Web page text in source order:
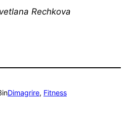
Rechkova
inDimagrire, Fitness